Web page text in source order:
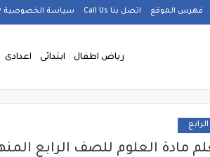
فهرس الموقع اتصل بنا Call Us سياسة الخصوصية privacy-policy
رياض اطفال ابتدائى اعدادى